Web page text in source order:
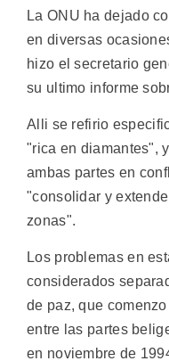
La ONU ha dejado
en diversas
hizo el secretario
su ultimo informe
Alli se refirio
"rica en diamantes",
ambas partes en
"consolidar y
zonas".
Los problemas en
considerados
de paz, que
entre las partes
en noviembre de